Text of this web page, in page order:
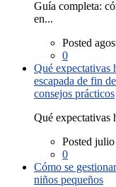
Guía completa:
en...
Posted
0
Qué expectativas
escapada de fin
consejos prácticos
Qué expectativas
Posted
0
Cómo se
niños pequeños